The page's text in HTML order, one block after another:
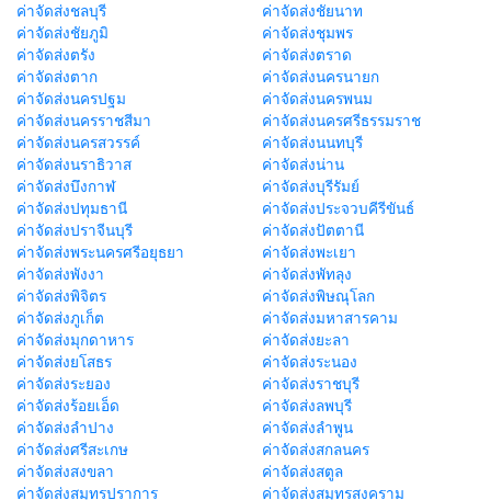
ค่าจัดส่งชลบุรี
ค่าจัดส่งชัยนาท
ค่าจัดส่งชัยภูมิ
ค่าจัดส่งชุมพร
ค่าจัดส่งตรัง
ค่าจัดส่งตราด
ค่าจัดส่งตาก
ค่าจัดส่งนครนายก
ค่าจัดส่งนครปฐม
ค่าจัดส่งนครพนม
ค่าจัดส่งนครราชสีมา
ค่าจัดส่งนครศรีธรรมราช
ค่าจัดส่งนครสวรรค์
ค่าจัดส่งนนทบุรี
ค่าจัดส่งนราธิวาส
ค่าจัดส่งน่าน
ค่าจัดส่งบึงกาฬ
ค่าจัดส่งบุรีรัมย์
ค่าจัดส่งปทุมธานี
ค่าจัดส่งประจวบคีรีขันธ์
ค่าจัดส่งปราจีนบุรี
ค่าจัดส่งปัตตานี
ค่าจัดส่งพระนครศรีอยุธยา
ค่าจัดส่งพะเยา
ค่าจัดส่งพังงา
ค่าจัดส่งพัทลุง
ค่าจัดส่งพิจิตร
ค่าจัดส่งพิษณุโลก
ค่าจัดส่งภูเก็ต
ค่าจัดส่งมหาสารคาม
ค่าจัดส่งมุกดาหาร
ค่าจัดส่งยะลา
ค่าจัดส่งยโสธร
ค่าจัดส่งระนอง
ค่าจัดส่งระยอง
ค่าจัดส่งราชบุรี
ค่าจัดส่งร้อยเอ็ด
ค่าจัดส่งลพบุรี
ค่าจัดส่งลำปาง
ค่าจัดส่งลำพูน
ค่าจัดส่งศรีสะเกษ
ค่าจัดส่งสกลนคร
ค่าจัดส่งสงขลา
ค่าจัดส่งสตูล
ค่าจัดส่งสมุทรปราการ
ค่าจัดส่งสมุทรสงคราม